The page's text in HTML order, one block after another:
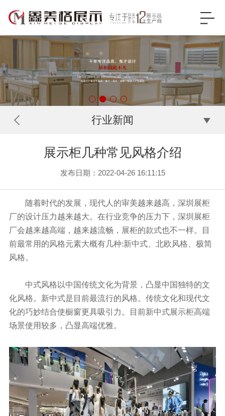
行业新闻
展示柜几种常见风格介绍
发布日期：2022-04-26 16:11:15
随着时代的发展，现代人的审美越来越高，深圳展柜
厂的设计压力越来越大。在行业竞争的压力下，深圳展柜
厂会越来越高端，越来越流畅，展柜的款式也不一样。目
前最常用的风格元素大概有几种:新中式、北欧风格、极简
风格。
中式风格以中国传统文化为背景，凸显中国独特的文
化风格。新中式是目前最流行的风格。传统文化和现代文
化的巧妙结合使橱窗更具吸引力。目前新中式展示柜高端
场景使用较多，凸显高端优雅。